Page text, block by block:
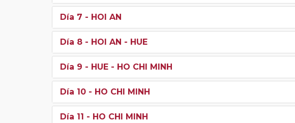
Día 7 - HOI AN
Día 8 - HOI AN - HUE
Día 9 - HUE - HO CHI MINH
Día 10 - HO CHI MINH
Día 11 - HO CHI MINH